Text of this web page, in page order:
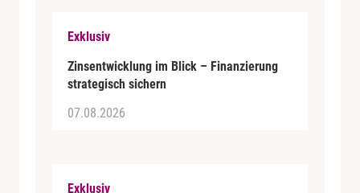
Exklusiv
Zinsentwicklung im Blick – Finanzierung
strategisch sichern
07.08.2026
Exklusiv